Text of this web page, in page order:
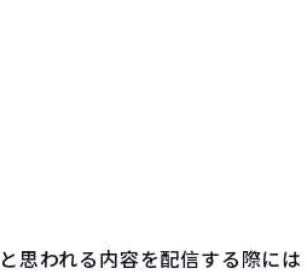
思われる内容を配信する際に